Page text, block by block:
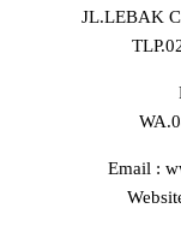
JL.LEBAK
Email :